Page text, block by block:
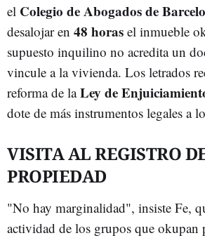
el Colegio de Abogados de
desalojar en 48 horas el inmueble
supuesto inquilino no acredita un
vincule a la vivienda. Los letrados
reforma de laLey de
dote de más instrumentos legales a
VISITA AL REGISTRO
PROPIEDAD
"No hay marginalidad", insiste Fe,
actividad de los grupos que okupan